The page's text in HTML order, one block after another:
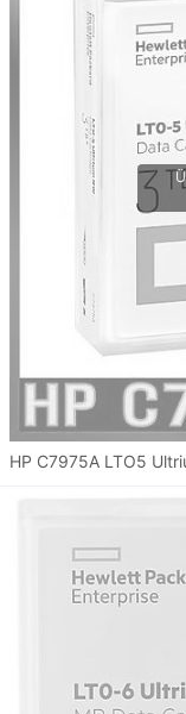
HP C7975A LTO5